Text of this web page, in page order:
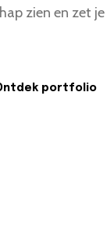
zien en zet
portfolio